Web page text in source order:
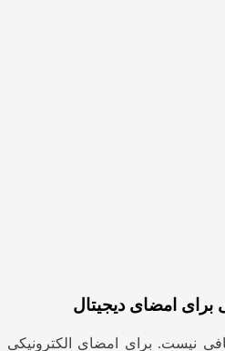
برای امضای دیجیتال
نیست. برای امضای الکترونیکی